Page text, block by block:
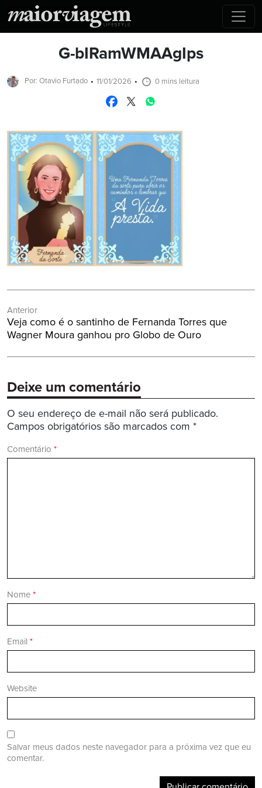
G-bIRamWMAAgIps
Por: Otavio Furtado 11/01/2026 0 mins leitura
de
Post
Anterior
Post
Anterior:
Veja como é o santinho de Fernanda Torres que
Wagner Moura ganhou pro Globo de Ouro
Deixe um comentário
O seu endereço de e-mail não será publicado.
Campos obrigatórios são marcados com *
Comentário *
Nome *
Email *
Website
Salvar meus dados neste navegador para a próxima vez que eu
comentar.